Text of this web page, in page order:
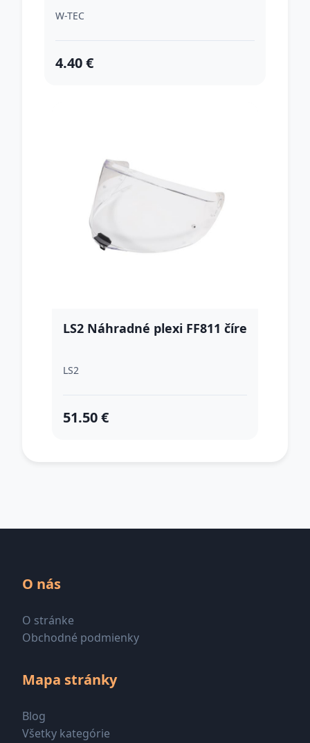
W-TEC
4.40 €
LS2 Náhradné plexi FF811 číre
LS2
51.50 €
O nás
O stránke
Obchodné podmienky
Mapa stránky
Blog
Všetky kategórie